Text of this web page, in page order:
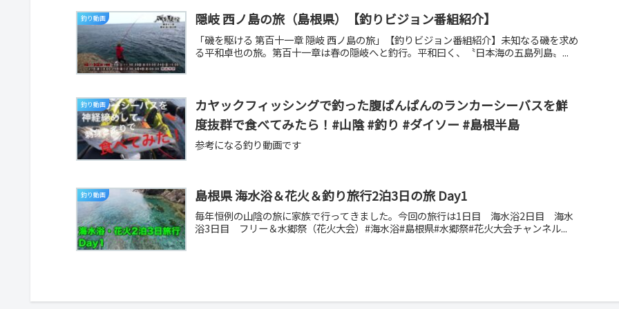
釣り動画 隠岐 西ノ島の旅（島根県）【釣りビジョン番組紹介】
「磯を駆ける 第百十一章 隠岐 西ノ島の旅」【釣りビジョン番組紹介】未知なる磯を求め
る平和卓也の旅。第百十一章は春の隠岐へと釣行。平和曰く、〝日本海の五島列島〟...
釣り動画
カヤックフィッシングで釣った腹ぱんぱんのランカーシーバスを鮮
度抜群で食べてみたら！#山陰 #釣り #ダイソー #島根半島
参考になる釣り動画です
釣り動画 島根県 海水浴＆花火＆釣り旅行2泊3日の旅 Day1
毎年恒例の山陰の旅に家族で行ってきました。今回の旅行は1日目 海水浴2日目 海水
浴3日目 フリー＆水郷祭（花火大会）#海水浴#島根県#水郷祭#花火大会チャンネル...